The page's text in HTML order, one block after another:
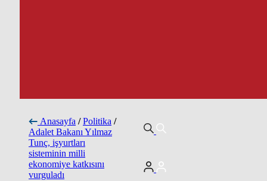
Anasayfa / Politika /
Adalet Bakanı Yılmaz
Tunç, işyurtları
sisteminin milli
ekonomiye katkısını
vurguladı